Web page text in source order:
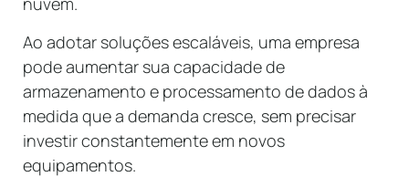
Ao adotar soluções escaláveis, uma empresa
pode aumentar sua capacidade de
armazenamento e processamento de dados à
medida que a demanda cresce, sem precisar
investir constantemente em novos
equipamentos.